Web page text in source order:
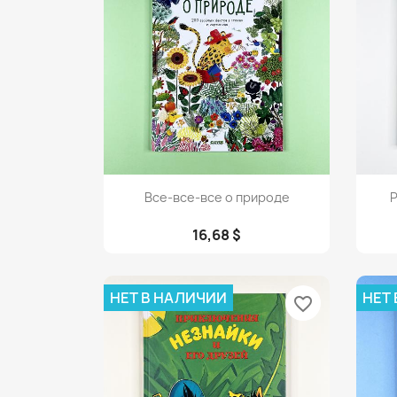
Просмотр
Все-все-все о природе
16,68 $
НЕТ В НАЛИЧИИ favorite_border НЕТ